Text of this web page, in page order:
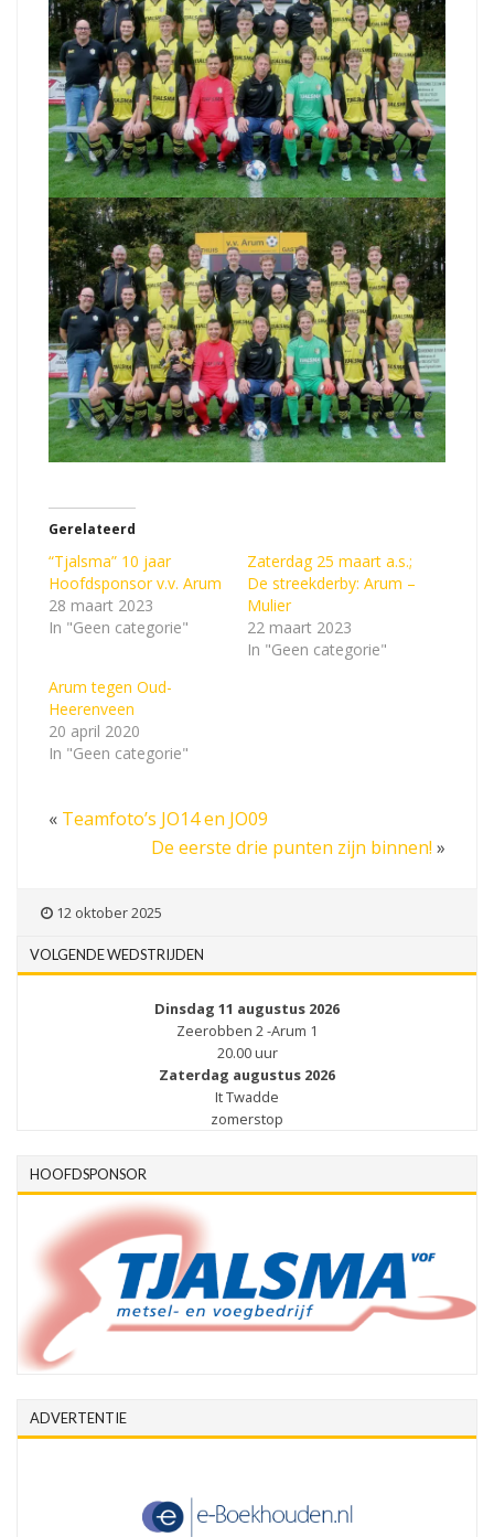
Gerelateerd
“Tjalsma” 10 jaar
Hoofdsponsor v.v. Arum
28 maart 2023
In "Geen categorie"
Zaterdag 25 maart a.s.;
De streekderby: Arum –
Mulier
22 maart 2023
In "Geen categorie"
Arum tegen Oud-
Heerenveen
20 april 2020
In "Geen categorie"
« Teamfoto’s JO14 en JO09
De eerste drie punten zijn binnen! »
12 oktober 2025
VOLGENDE WEDSTRIJDEN
Dinsdag 11 augustus 2026
Zeerobben 2 -Arum 1
20.00 uur
Zaterdag augustus 2026
It Twadde
zomerstop
HOOFDSPONSOR
ADVERTENTIE